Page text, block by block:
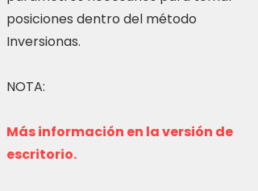
posiciones dentro del método
Inversionas.
NOTA:
Más información en la versión de
escritorio.